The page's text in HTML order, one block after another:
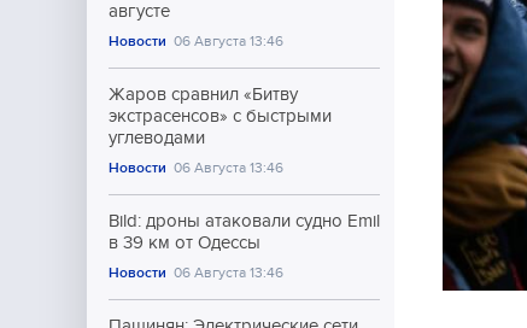
августе
Новости 06 Августа 13:46
Жаров сравнил «Битву
экстрасенсов» с быстрыми
углеводами
Новости 06 Августа 13:46
Bild: дроны атаковали судно Emil
в 39 км от Одессы
Новости 06 Августа 13:46